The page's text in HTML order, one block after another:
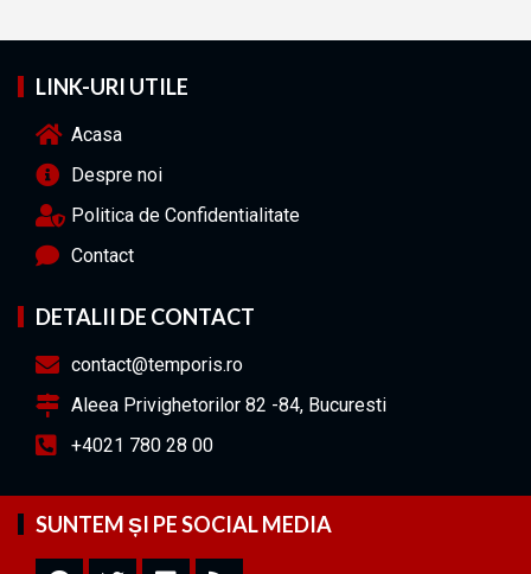
LINK-URI UTILE
Acasa
Despre noi
Politica de Confidentialitate
Contact
DETALII DE CONTACT
contact@temporis.ro
Aleea Privighetorilor 82 -84, Bucuresti
+4021 780 28 00
SUNTEM ȘI PE SOCIAL MEDIA